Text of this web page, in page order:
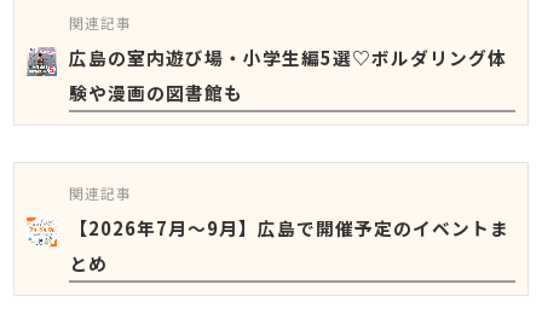
関連記事
広島の室内遊び場・小学生編5選♡ボルダリング体
験や漫画の図書館も
関連記事
【2026年7月～9月】広島で開催予定のイベントま
とめ